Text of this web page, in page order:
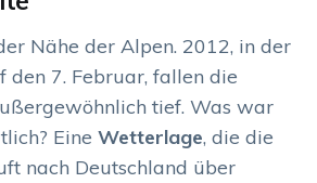
Nähe der Alpen. 2012, in der
den 7. Februar, fallen die
tief. Was war
Eine Wetterlage, die die
nach Deutschland über